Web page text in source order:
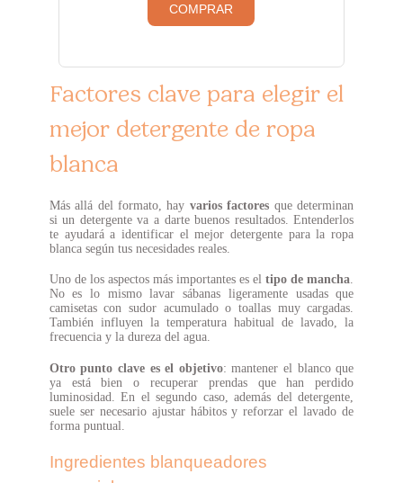
COMPRAR
Factores clave para elegir el
mejor detergente de ropa
blanca
Más allá del formato, hay varios factores que determinan
si un detergente va a darte buenos resultados. Entenderlos
te ayudará a identificar el mejor detergente para la ropa
blanca según tus necesidades reales.
Uno de los aspectos más importantes es eltipo de mancha.
No es lo mismo lavar sábanas ligeramente usadas que
camisetas con sudor acumulado o toallas muy cargadas.
También influyen la temperatura habitual de lavado, la
frecuencia y la dureza del agua.
Otro punto clave es el objetivo: mantener el blanco que
ya está bien o recuperar prendas que han perdido
luminosidad. En el segundo caso, además del detergente,
suele ser necesario ajustar hábitos y reforzar el lavado de
forma puntual.
Ingredientes blanqueadores